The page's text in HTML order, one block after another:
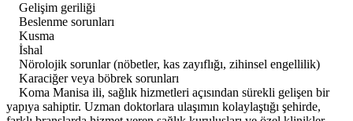
Gelişim geriliği
Beslenme sorunları
Kusma
İshal
Nörolojik sorunlar (nöbetler, kas zayıflığı, zihinsel engellilik)
Karaciğer veya böbrek sorunları
Koma Manisa ili, sağlık hizmetleri açısından sürekli gelişen bir
yapıya sahiptir. Uzman doktorlara ulaşımın kolaylaştığı şehirde,